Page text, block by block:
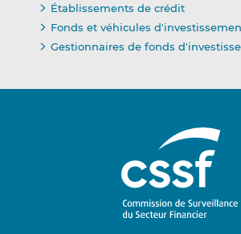
Établissements de crédit
Fonds et véhicules
Gestionnaires de fonds